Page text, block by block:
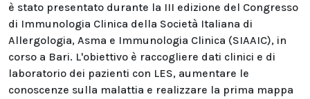
è stato presentato durante la III edizione del Congresso
di Immunologia Clinica della Società Italiana di
Allergologia, Asma e Immunologia Clinica (SIAAIC), in
corso a Bari. L'obiettivo è raccogliere dati clinici e di
laboratorio dei pazienti con LES, aumentare le
conoscenze sulla malattia e realizzare la prima mappa